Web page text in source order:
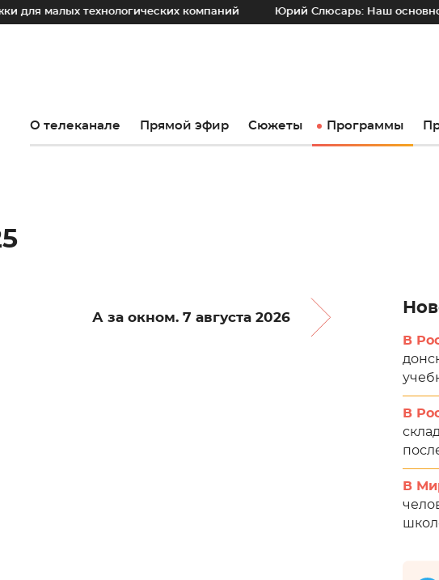
технологических компаний Юрий Слюсарь: Наш основной принцип
О телеканале Прямой эфир Сюжеты Программы
А за окном. 7 августа 2026
В
В
В